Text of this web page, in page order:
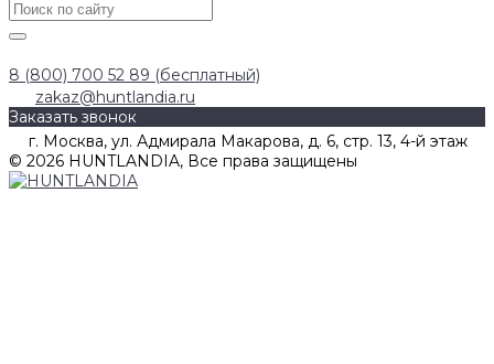
8 (800) 700 52 89 (бесплатный)
zakaz@huntlandia.ru
Заказать звонок
г. Москва, ул. Адмирала Макарова, д. 6, стр. 13, 4-й этаж
© 2026 HUNTLANDIA, Все права защищены